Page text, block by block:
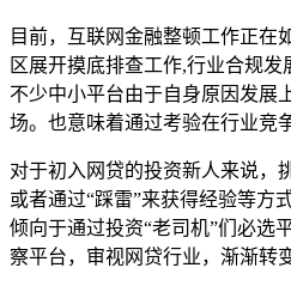
目前，互联网金融整顿工作正在
区展开摸底排查工作,行业合规
不少中小平台由于自身原因发展
场。也意味着通过考验在行业竞
对于初入网贷的投资新人来说，
或者通过“踩雷”来获得经验等方
倾向于通过投资“老司机”们必选
察平台，审视网贷行业，渐渐转